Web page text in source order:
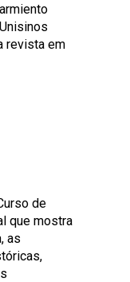
revista em
de
que mostra
as